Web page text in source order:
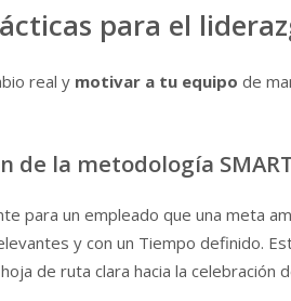
para el
real y motivar a tu equipo de
de la metodología
para un empleado que una meta
y con un Tiempo definido.
de ruta clara hacia la celebración